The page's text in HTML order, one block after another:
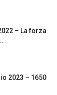
– La forza
2023 – 1650